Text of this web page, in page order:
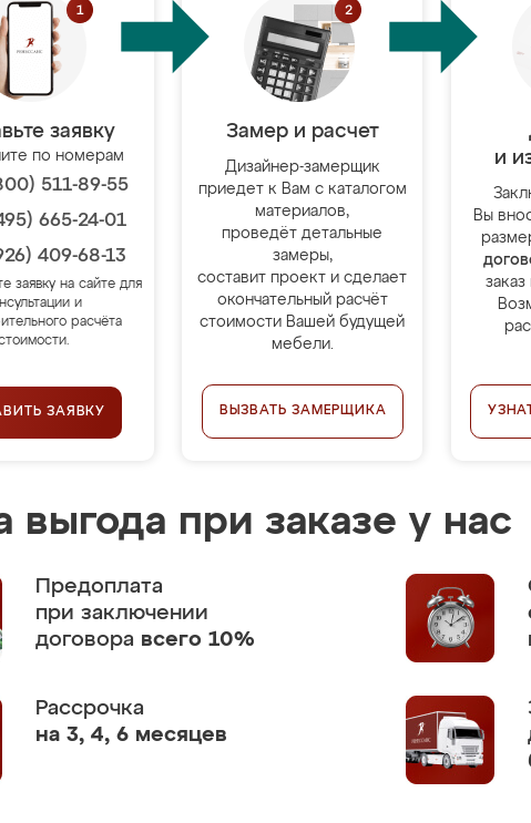
заявку
по номерам
511-89-55
665-24-01
409-68-13
заявку на сайте для
и
расчёта
ЗАЯВКУ
Замер и расчет
Дизайнер-замерщик
приедет к Вам с каталогом
материалов,
проведёт детальные
замеры,
составит проект и сделает
окончательный расчёт
стоимости Вашей будущей
мебели.
ВЫЗВАТЬ ЗАМЕРЩИКА
и
Вы
выгода при заказе у нас
Предоплата
при заключении
договора всего 10%
Рассрочка
на 3, 4, 6 месяцев